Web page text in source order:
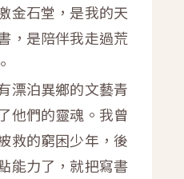
金石堂，是我的天
，是陪伴我走過荒
漂泊異鄉的文藝青
他們的靈魂。我曾
救的窮困少年，後
能力了，就把寫書